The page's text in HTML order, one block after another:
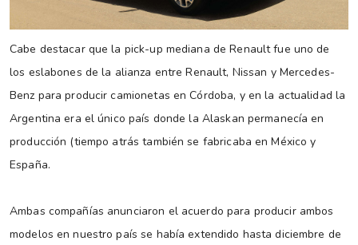
Cabe destacar que la pick-up mediana de Renault fue uno de
los eslabones de la alianza entre Renault, Nissan y Mercedes-
Benz para producir camionetas en Córdoba, y en la actualidad la
Argentina era el único país donde la Alaskan permanecía en
producción (tiempo atrás también se fabricaba en México y
España.
Ambas compañías anunciaron el acuerdo para producir ambos
modelos en nuestro país se había extendido hasta diciembre de